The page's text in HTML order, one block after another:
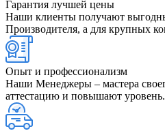
Гарантия лучшей цены
Наши клиенты получают
Производителя, а для крупных
Опыт и профессионализм
Наши Менеджеры – мастера
аттестацию и повышают уровень.